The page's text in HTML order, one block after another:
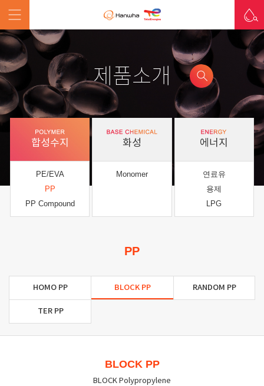
제품소개
합성수지
PE/EVA
PP
PP Compound
화성
Monomer
에너지
연료유
용제
LPG
PP
HOMO PP BLOCK PP RANDOM PP
TER PP
BLOCK PP
BLOCK Polypropylene